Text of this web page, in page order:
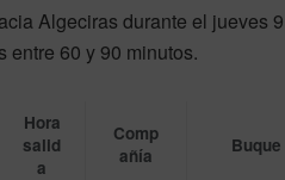
Algeciras durante el jueves
entre 60 y 90 minutos.
Hora
salid
a
Comp
añía
Buque